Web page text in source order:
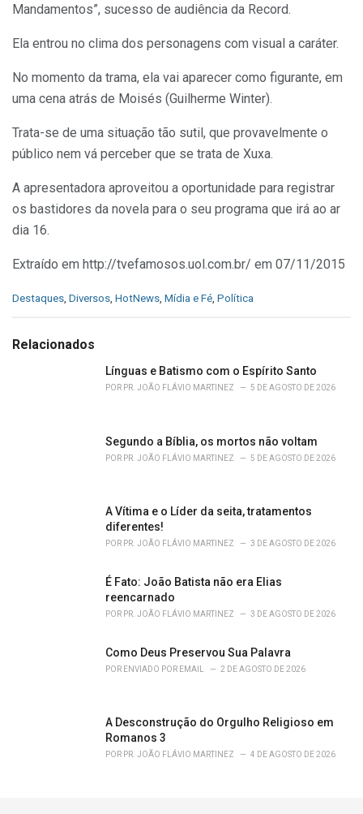
Mandamentos”, sucesso de audiência da Record.
Ela entrou no clima dos personagens com visual a caráter.
No momento da trama, ela vai aparecer como figurante, em
uma cena atrás de Moisés (Guilherme Winter).
Trata-se de uma situação tão sutil, que provavelmente o
público nem vá perceber que se trata de Xuxa.
A apresentadora aproveitou a oportunidade para registrar
os bastidores da novela para o seu programa que irá ao ar
dia 16.
Extraído em http://tvefamosos.uol.com.br/ em 07/11/2015
C
e
Destaques Diversos HotNews Mídia e Fé Política
Relacionados
Línguas e Batismo com o Espírito Santo
POR PR. JOÃO FLÁVIO MARTINEZ 5 DE AGOSTO DE 2026
Segundo a Bíblia, os mortos não voltam
POR PR. JOÃO FLÁVIO MARTINEZ 5 DE AGOSTO DE 2026
A Vítima e o Líder da seita, tratamentos
diferentes!
POR PR. JOÃO FLÁVIO MARTINEZ 3 DE AGOSTO DE 2026
É Fato: João Batista não era Elias
reencarnado
POR PR. JOÃO FLÁVIO MARTINEZ 3 DE AGOSTO DE 2026
Como Deus Preservou Sua Palavra
POR ENVIADO POR EMAIL 2 DE AGOSTO DE 2026
A Desconstrução do Orgulho Religioso em
Romanos 3
POR PR. JOÃO FLÁVIO MARTINEZ 4 DE AGOSTO DE 2026